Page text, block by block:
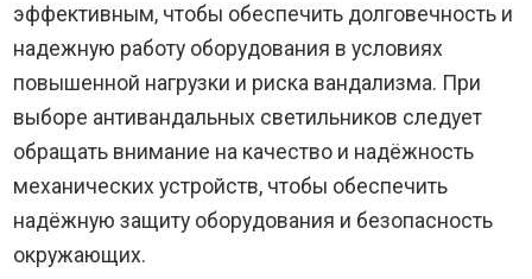
эффективным, чтобы обеспечить долговечность и
надежную работу оборудования в условиях
повышенной нагрузки и риска вандализма. При
выборе антивандальных светильников следует
обращать внимание на качество и надёжность
механических устройств, чтобы обеспечить
надёжную защиту оборудования и безопасность
окружающих.